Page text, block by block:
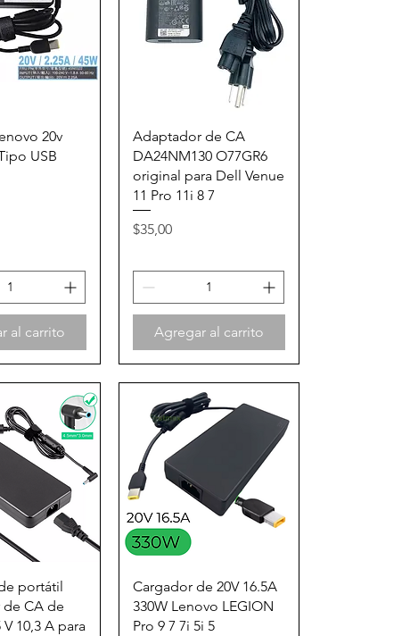
rápida20v
USB
al carrito
Vista rápida
Adaptador de CA
DA24NM130 O77GR6
original para Dell Venue
11 Pro 11i 8 7
Precio
$35,00
Agregar al carrito
rápida
portátil
CA de
V 10,3 A para
Vista rápida
Cargador de 20V 16.5A
330W Lenovo LEGION
Pro 9 7 7i 5i 5